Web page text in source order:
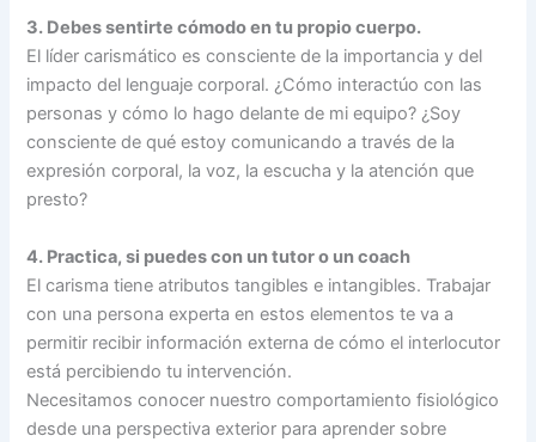
3. Debes sentirte cómodo en tu propio cuerpo.
El líder carismático es consciente de la importancia y del
impacto del lenguaje corporal. ¿Cómo interactúo con las
personas y cómo lo hago delante de mi equipo? ¿Soy
consciente de qué estoy comunicando a través de la
expresión corporal, la voz, la escucha y la atención que
presto?
4. Practica, si puedes con un tutor o un coach
El carisma tiene atributos tangibles e intangibles. Trabajar
con una persona experta en estos elementos te va a
permitir recibir información externa de cómo el interlocutor
está percibiendo tu intervención.
Necesitamos conocer nuestro comportamiento fisiológico
desde una perspectiva exterior para aprender sobre